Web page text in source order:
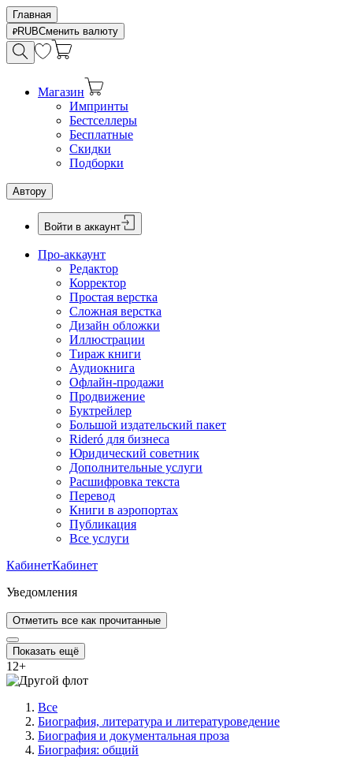
Главная
RUBСменить валюту
Магазин
Импринты
Бестселлеры
Бесплатные
Скидки
Подборки
Автору
Войти в аккаунт
Про-аккаунт
Редактор
Корректор
Простая верстка
Сложная верстка
Дизайн обложки
Иллюстрации
Тираж книги
Аудиокнига
Офлайн-продажи
Продвижение
Буктрейлер
Большой издательский пакет
Rideró для бизнеса
Юридический советник
Дополнительные услуги
Расшифровка текста
Перевод
Книги в аэропортах
Публикация
Все услуги
КабинетКабинет
Уведомления
Отметить все как прочитанные
Показать ещё
12+
Все
Биография, литература и литературоведение
Биография и документальная проза
Биография: общий